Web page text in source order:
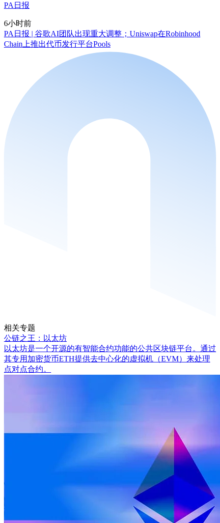
PA日报
6小时前
PA日报 | 谷歌AI团队出现重大调整；Uniswap在Robinhood
Chain上推出代币发行平台Pools
相关专题
公链之王：以太坊
以太坊是一个开源的有智能合约功能的公共区块链平台。通过
其专用加密货币ETH提供去中心化的虚拟机（EVM）来处理
点对点合约。